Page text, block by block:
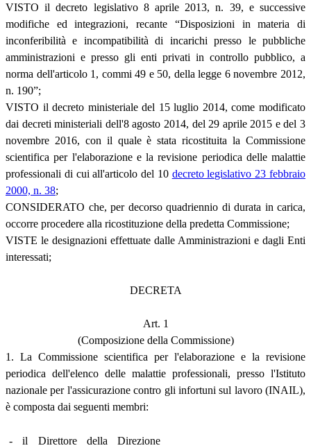
VISTO il decreto legislativo 8 aprile 2013, n. 39, e successive
modifiche ed integrazioni, recante “Disposizioni in materia di
inconferibilità e incompatibilità di incarichi presso le pubbliche
amministrazioni e presso gli enti privati in controllo pubblico, a
norma dell'articolo 1, commi 49 e 50, della legge 6 novembre 2012,
n. 190”;
VISTO il decreto ministeriale del 15 luglio 2014, come modificato
dai decreti ministeriali dell'8 agosto 2014, del 29 aprile 2015 e del 3
novembre 2016, con il quale è stata ricostituita la Commissione
scientifica per l'elaborazione e la revisione periodica delle malattie
professionali di cui all'articolo del 10 decreto legislativo 23 febbraio
2000, n. 38;
CONSIDERATO che, per decorso quadriennio di durata in carica,
occorre procedere alla ricostituzione della predetta Commissione;
VISTE le designazioni effettuate dalle Amministrazioni e dagli Enti
interessati;
DECRETA
Art. 1
(Composizione della Commissione)
1. La Commissione scientifica per l'elaborazione e la revisione
periodica dell'elenco delle malattie professionali, presso l'Istituto
nazionale per l'assicurazione contro gli infortuni sul lavoro (INAIL),
è composta dai seguenti membri:
- il Direttore della Direzione